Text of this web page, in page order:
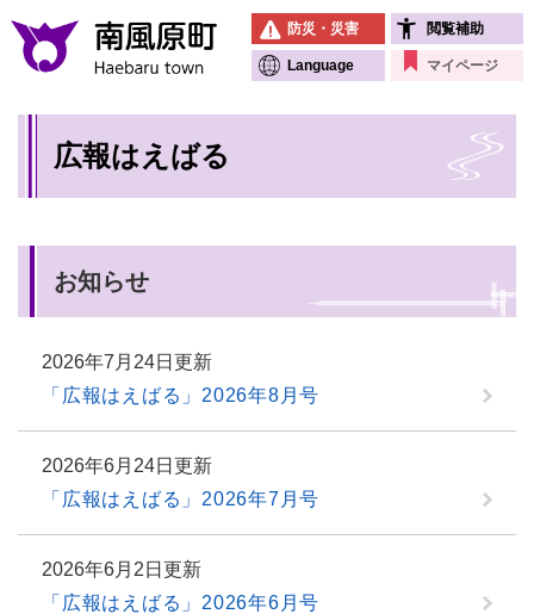
メニューを飛ばして本文へ
防災・災害 閲覧補助
Language マイページ
広報はえばる
お知らせ
2026年7月24日更新
「広報はえばる」2026年8月号
2026年6月24日更新
「広報はえばる」2026年7月号
2026年6月2日更新
「広報はえばる」2026年6月号